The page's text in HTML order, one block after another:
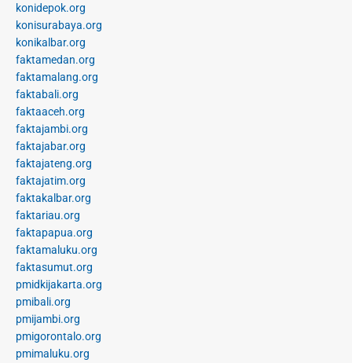
konidepok.org
konisurabaya.org
konikalbar.org
faktamedan.org
faktamalang.org
faktabali.org
faktaaceh.org
faktajambi.org
faktajabar.org
faktajateng.org
faktajatim.org
faktakalbar.org
faktariau.org
faktapapua.org
faktamaluku.org
faktasumut.org
pmidkijakarta.org
pmibali.org
pmijambi.org
pmigorontalo.org
pmimaluku.org